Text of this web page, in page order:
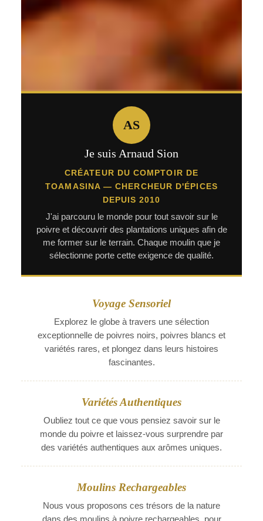
AS
Je suis Arnaud Sion
CRÉATEUR DU COMPTOIR DE
TOAMASINA — CHERCHEUR D'ÉPICES
DEPUIS 2010
J'ai parcouru le monde pour tout savoir sur le
poivre et découvrir des plantations uniques afin de
me former sur le terrain. Chaque moulin que je
sélectionne porte cette exigence de qualité.
Voyage Sensoriel
Explorez le globe à travers une sélection
exceptionnelle de poivres noirs, poivres blancs et
variétés rares, et plongez dans leurs histoires
fascinantes.
Variétés Authentiques
Oubliez tout ce que vous pensiez savoir sur le
monde du poivre et laissez-vous surprendre par
des variétés authentiques aux arômes uniques.
Moulins Rechargeables
Nous vous proposons ces trésors de la nature
dans des moulins à poivre rechargeables, pour